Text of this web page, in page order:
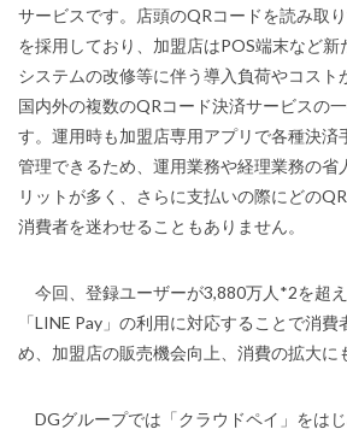
サービスです。店頭のQRコードを読み取
を採用しており、加盟店はPOS端末など
システムの改修等に伴う導入負荷やコスト
国内外の複数のQRコード決済サービスの
す。運用時も加盟店専用アプリで各種決済
管理できるため、運用業務や経理業務の省
リットが多く、さらに支払いの際にどの
消費者を迷わせることもありません。
今回、登録ユーザーが3,880万人*2を超
「LINE Pay」の利用に対応することで消
め、加盟店の販売機会向上、消費の拡大に
DGグループでは「クラウドペイ」をは